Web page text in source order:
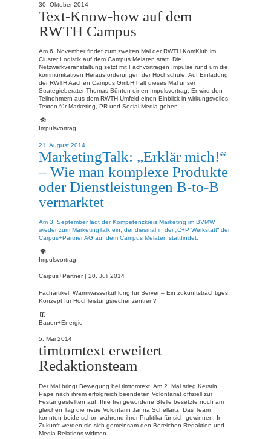
30. Oktober 2014
Text-Know-how auf dem
RWTH Campus
Am 6. November findet zum zweiten Mal der RWTH KomKlub im
Cluster Logistik auf dem Campus Melaten statt. Die
Netzwerkveranstaltung setzt mit Fachvorträgen Impulse rund um die
kommunikativen Herausforderungen der Hochschule. Auf Einladung
der RWTH Aachen Campus GmbH hält dieses Mal unser
Strategieberater Thomas Bünten einen Impulsvortrag. Er wird den
Teilnehmern aus dem RWTH-Umfeld einen Einblick in wirkungsvolles
Texten für Marketing, PR und Social Media geben.
Impulsvortrag
21. August 2014
MarketingTalk: „Erklär mich!“
– Wie man komplexe Produkte
oder Dienstleistungen B-to-B
vermarktet
Am 3. September lädt der Kompetenzkreis Marketing im BVMW
wieder zum MarketingTalk ein, der diesmal in der „C+P Werkstatt“ der
Carpus+Partner AG auf dem Campus Melaten stattfindet.
Impulsvortrag
Carpus+Partner | 20. Juli 2014
Fachartikel: Warmwasserkühlung für Server – Ein zukunftsträchtiges
Konzept für Hochleistungsrechenzentren?
Bauen+Energie
5. Mai 2014
timtomtext erweitert
Redaktionsteam
Der Mai bringt Bewegung bei timtomtext. Am 2. Mai stieg Kerstin
Pape nach ihrem erfolgreich beendeten Volontariat offiziell zur
Festangestellten auf. Ihre frei gewordene Stelle besetzte noch am
gleichen Tag die neue Volontärin Janna Schellartz. Das Team
konnten beide schon während ihrer Praktika für sich gewinnen. In
Zukunft werden sie sich gemeinsam den Bereichen Redaktion und
Media Relations widmen.